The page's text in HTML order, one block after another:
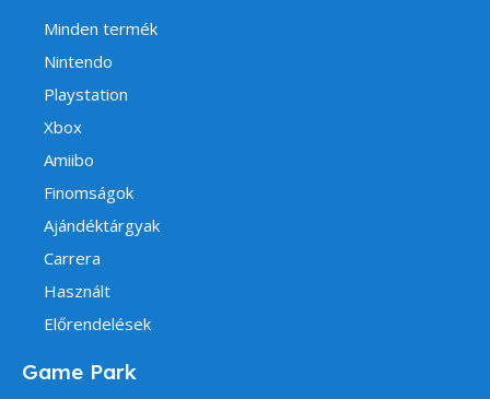
Minden termék
Nintendo
Playstation
Xbox
Amiibo
Finomságok
Ajándéktárgyak
Carrera
Használt
Előrendelések
Game Park